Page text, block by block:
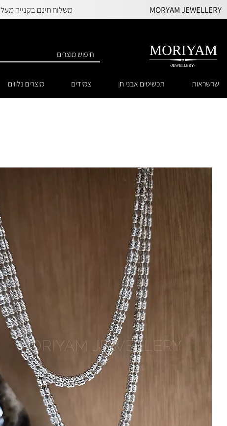
משלוח חינם בקנייה מעל 450 ש"ח MORYAM JEWELLERY
שרשראות תכשיטים אבני חן צמידים מוצרים נלווים